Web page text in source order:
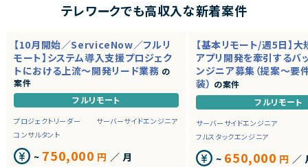
テレワークでも高収入な新着案件
【10月開始／ServiceNow／フルリ
モート】システム導入支援プロジェク
トにおける上流～開発リード業務 の
案件
フルリモート
プロジェクトリーダー
サーバーサイドエンジニア
コンサルタント
~ 750,000 円 ／ 月
【基本リモート/週5日】
アプリ開発を牽引するバ
ンジニア募集（提案～要
装） の案件
フルリモート
サーバーサイドエンジニア
フルスタックエンジニア
~ 650,000 円 ／